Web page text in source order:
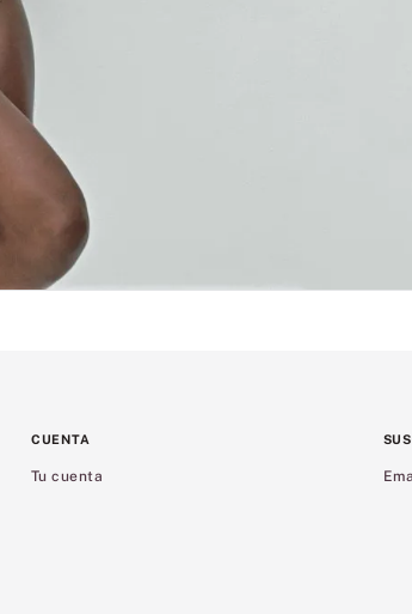
CUENTA
Tu cuenta